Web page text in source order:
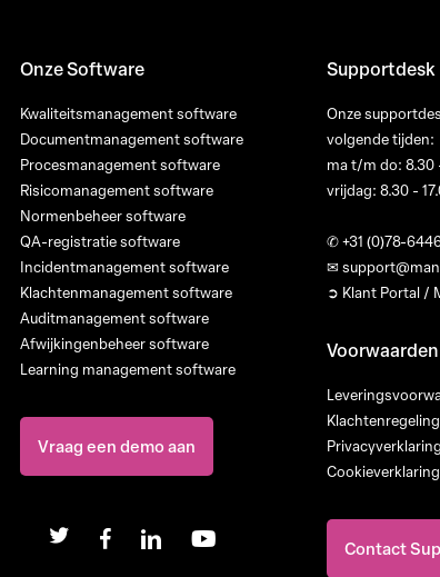
Onze Software
Kwaliteitsmanagement software
Documentmanagement software
Procesmanagement software
Risicomanagement software
Normenbeheer software
QA-registratie software
Incidentmanagement software
Klachtenmanagement software
Auditmanagement software
Afwijkingenbeheer software
Learning management software
Vraag een demo aan
twitterfacebooklinkedinyoutube
Supportdesk
Onze
volgende tijden:
ma t/m do: 8.30
vrijdag: 8.30 -
✆+31 (0)78-
✉
➲ Klant Portal /
Voorwaarden
Klachtenregeling
Privacyverklaring
Cookieverklaring
Contact